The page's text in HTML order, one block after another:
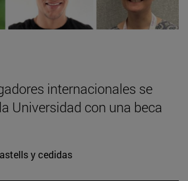
internacionales se
Universidad con una beca
y cedidas